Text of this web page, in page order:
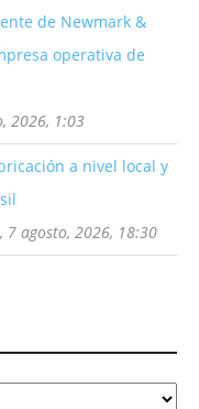
de Newmark &
operativa de
2026, 1:03
a nivel local y
7 agosto, 2026, 18:30